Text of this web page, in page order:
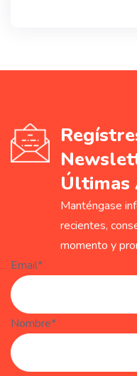
Últimas
Manténgase
recientes,
momento y
Email*
Nombre*